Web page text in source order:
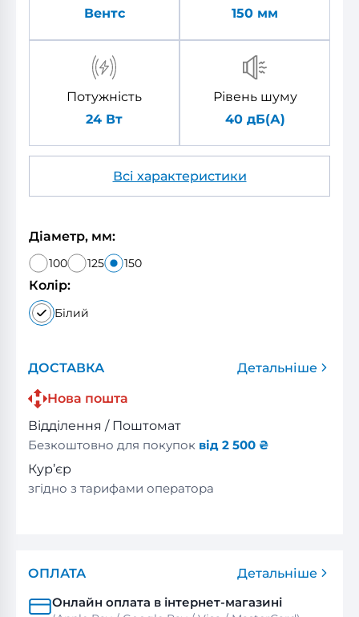
Вентс
150 мм
Потужність
24 Вт
Рівень шуму
40 дБ(А)
Всі характеристики
Діаметр, мм:
100 125 150
Колір:
Білий
ДОСТАВКА
Детальніше
Нова пошта
Відділення / Поштомат
Безкоштовно для покупок від 2 500 ₴
Кур’єр
згідно з тарифами оператора
ОПЛАТА
Детальніше
Онлайн оплата в інтернет-магазині